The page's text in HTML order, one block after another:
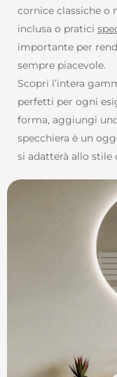
cornice classiche o
inclusa o pratici
importante per
sempre piacevole.
Scopri l’intera
perfetti per ogni
forma, aggiungi
specchiera è un
si adatterà allo stile